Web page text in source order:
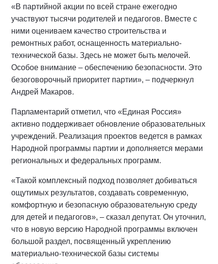
«В партийной акции по всей стране ежегодно
участвуют тысячи родителей и педагогов. Вместе с
ними оцениваем качество строительства и
ремонтных работ, оснащенность материально-
технической базы. Здесь не может быть мелочей.
Особое внимание – обеспечению безопасности. Это
безоговорочный приоритет партии», – подчеркнул
Андрей Макаров.
Парламентарий отметил, что «Единая Россия»
активно поддерживает обновление образовательных
учреждений. Реализация проектов ведется в рамках
Народной программы партии и дополняется мерами
региональных и федеральных программ.
«Такой комплексный подход позволяет добиваться
ощутимых результатов, создавать современную,
комфортную и безопасную образовательную среду
для детей и педагогов», – сказал депутат. Он уточнил,
что в новую версию Народной программы включен
большой раздел, посвященный укреплению
материально-технической базы системы